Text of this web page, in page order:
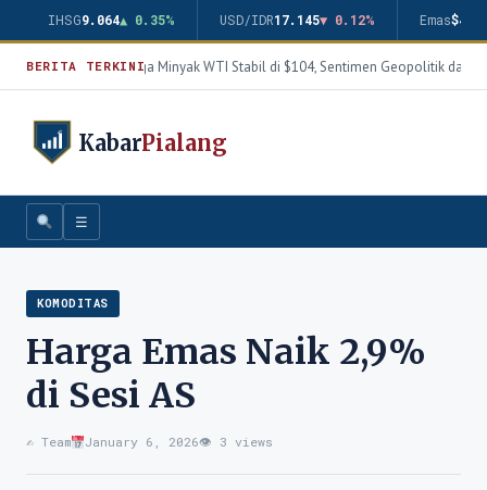
IHSG9.064▲ 0.35% USD/IDR17.145▼ 0.12% Emas
BERITA TERKINIHarga Minyak WTI Stabil di $104, Sentimen Geopolitik dan
KabarPialang
☰
KOMODITAS
Harga Emas Naik 2,9%
di Sesi AS
✍️ Team January 6, 2026👁 3 views